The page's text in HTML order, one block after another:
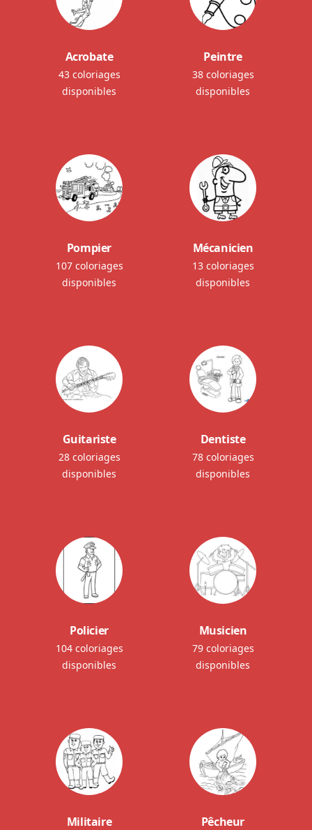
Acrobate
43 coloriages
disponibles
Peintre
38 coloriages
disponibles
Pompier
107 coloriages
disponibles
Mécanicien
13 coloriages
disponibles
Guitariste
28 coloriages
disponibles
Dentiste
78 coloriages
disponibles
Policier
104 coloriages
disponibles
Musicien
79 coloriages
disponibles
Militaire Pêcheur